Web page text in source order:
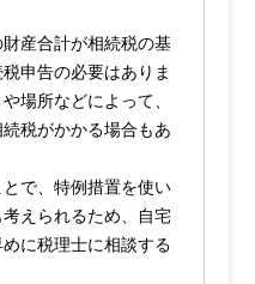
産合計が相続税の基
申告の必要はありま
場所などによって、
税がかかる場合もあ
で、特例措置を使い
えられるため、自宅
に税理士に相談する